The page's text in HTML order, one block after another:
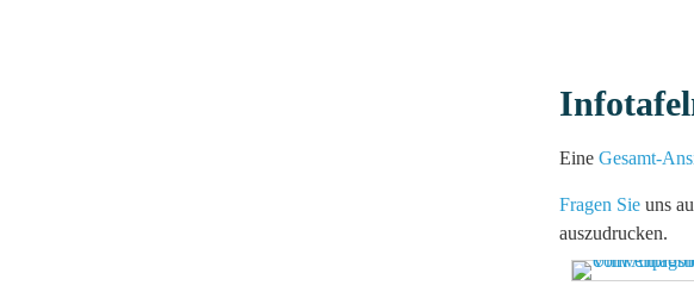
Eine Gesamt-
Fragen Sieuns
auszudrucken.